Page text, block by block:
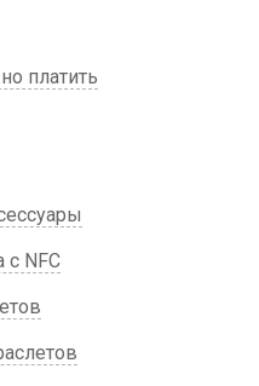
платить
с NFC